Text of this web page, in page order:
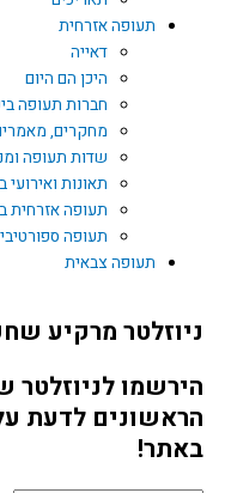
תעופה אזרחית
דאייה
היכן הם היום
חברות תעופה בישראל
מחקרים, מאמרים
שדות תעופה ומנחתים
תאונות ואירועי
תעופה אזרחית בארץ
תעופה ספורטיבית
תעופה צבאית
מרקיע שחקים
לניוזלטר של
לדעת על